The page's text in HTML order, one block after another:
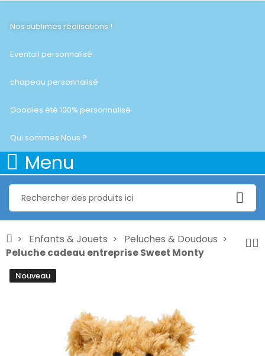
Nos sublimes réalisations !
Eventail personnalisé
chapeau personnalisé
Goodies été 100% personnalisé
Qui sommes Nous ?
Menu
Enfants & Jouets
Peluches & Doudous
Peluche cadeau entreprise Sweet Monty
Nouveau